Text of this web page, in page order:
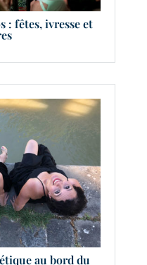
: fêtes, ivresse et
au bord du